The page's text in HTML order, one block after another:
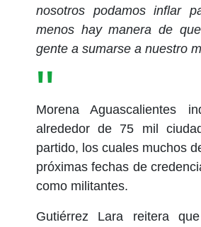
nosotros podamos inflar
menos hay manera de
gente a sumarse a nuestro
Morena Aguascalientes
alrededor de 75 mil
partido, los cuales muchos
próximas fechas de
como militantes.
Gutiérrez Lara reitera